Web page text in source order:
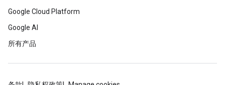
Google Cloud Platform
Google AI
所有产品